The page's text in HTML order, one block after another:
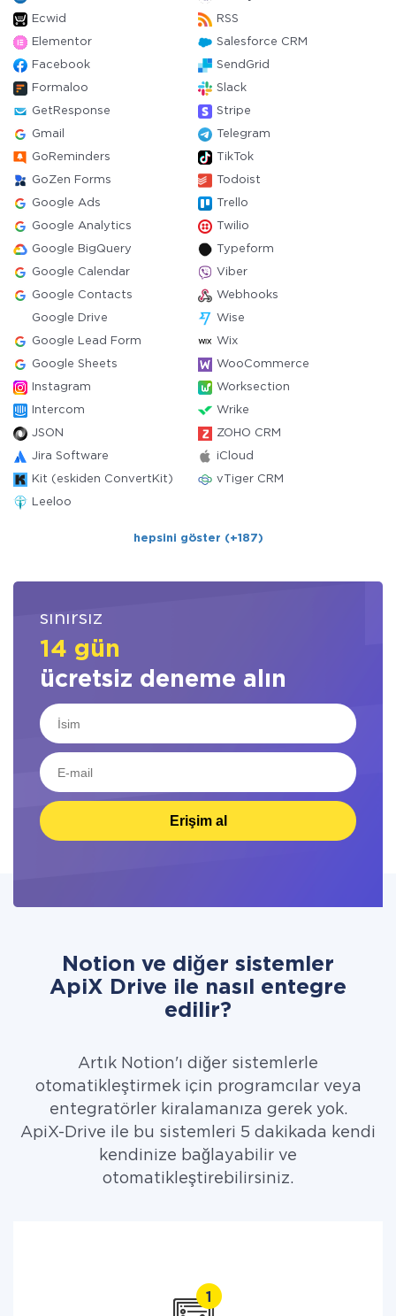
Ecwid RSS
Elementor Salesforce CRM
Facebook SendGrid
Formaloo Slack
GetResponse Stripe
Gmail Telegram
GoReminders TikTok
GoZen Forms Todoist
Google Ads Trello
Google Analytics Twilio
Google BigQuery Typeform
Google Calendar Viber
Google Contacts Webhooks
Google Drive Wise
Google Lead Form Wix
Google Sheets WooCommerce
Instagram Worksection
Intercom Wrike
JSON ZOHO CRM
Jira Software iCloud
Kit (eskiden ConvertKit) vTiger CRM
Leeloo
hepsini göster (+187)
sınırsız
14 gün
ücretsiz deneme alın
Erişim al
Notion ve diğer sistemler
ApiX Drive ile nasıl entegre
edilir?
Artık Notion'ı diğer sistemlerle
otomatikleştirmek için programcılar veya
entegratörler kiralamanıza gerek yok.
ApiX-Drive ile bu sistemleri 5 dakikada kendi
kendinize bağlayabilir ve
otomatikleştirebilirsiniz.